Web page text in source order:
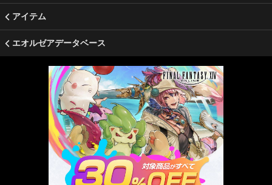
アイテム
エオルゼアデータベース